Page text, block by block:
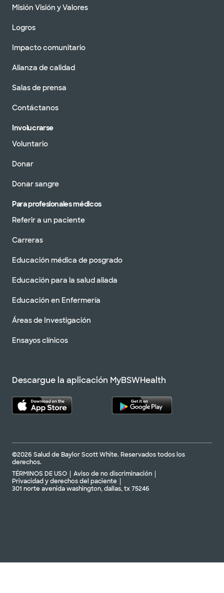
Misión Visión y Valores
Logros
Impacto comunitario
Alianza de calidad
Salas de prensa
Contáctanos
Involucrarse
Voluntario
Donar
Donar sangre
Para profesionales médicos
Referir a un paciente
Carreras
Educación médica de posgrado
Educación para la salud aliada
Educación en Enfermería
Áreas de Investigación
Ensayos clínicos
Descargue la aplicación MyBSWHealth
©2026 Salud de Baylor Scott White. Reservados todos los
derechos.
TÉRMINOS DE USO
Aviso de no discriminación
Privacidad y derechos del paciente
301 norte avenida washington, dallas, tx 75246